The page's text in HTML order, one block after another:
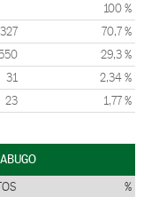
100 %
70,7 %
29,3 %
31 2,34 %
23 1,77 %
%